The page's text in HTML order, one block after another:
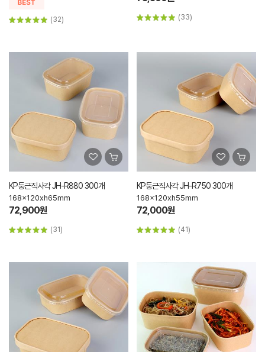
(32) (33)
KP둥근직사각 JH-R880 300개
168x120xh65mm
72,900원
(31)
KP둥근직사각 JH-R750 300개
168x120xh55mm
72,000원
(41)